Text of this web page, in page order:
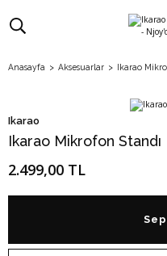
Anasayfa Aksesuarlar Ikarao
Ikarao
Ikarao Mikrofon Standı
2.499,00 TL